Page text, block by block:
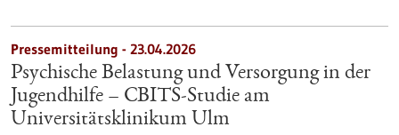
Pressemitteilung - 23.04.2026
Psychische Belastung und Versorgung in der
Jugendhilfe – CBITS-​Studie am
Universitätsklinikum Ulm